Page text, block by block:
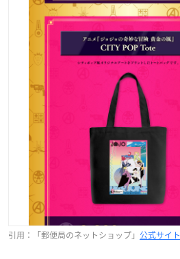
引用：「郵便局のネットショップ」 公式サイト